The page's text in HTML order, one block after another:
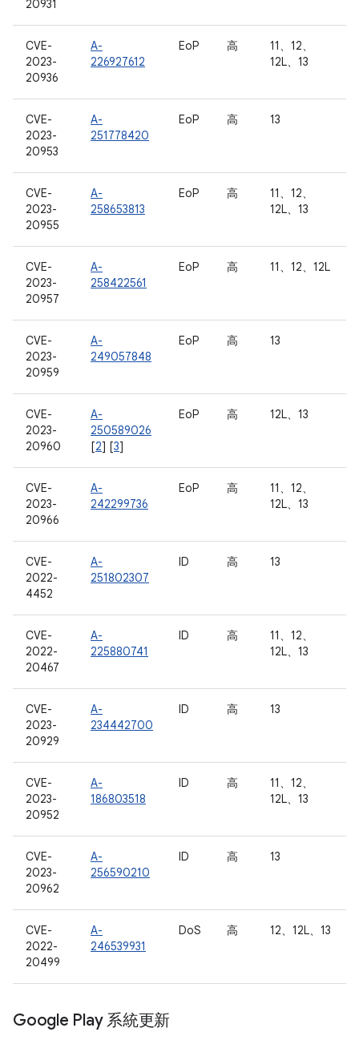
20931
CVE-
2023-
20936
A-
226927612
EoP 高
11、12、
12L、13
CVE-
2023-
20953
A-
251778420
EoP 高 13
CVE-
2023-
20955
A-
258653813
EoP 高
11、12、
12L、13
CVE-
2023-
20957
A-
258422561
EoP 高 11、12、12L
CVE-
2023-
20959
A-
249057848
EoP 高 13
CVE-
2023-
20960
A-
250589026
[2] [3]
EoP 高 12L、13
CVE-
2023-
20966
A-
242299736
EoP 高
11、12、
12L、13
CVE-
2022-
4452
A-
251802307
ID 高 13
CVE-
2022-
20467
A-
225880741
ID 高
11、12、
12L、13
CVE-
2023-
20929
A-
234442700
ID 高 13
CVE-
2023-
20952
A-
186803518
ID 高
11、12、
12L、13
CVE-
2023-
20962
A-
256590210
ID 高 13
CVE-
2022-
20499
A-
246539931
DoS 高 12、12L、13
Google Play 系統更新